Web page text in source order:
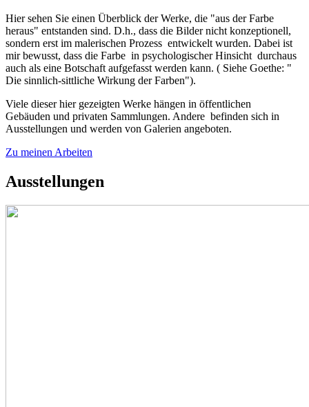
Hier sehen Sie einen Überblick der Werke, die "aus der Farbe
heraus" entstanden sind. D.h., dass die Bilder nicht konzeptionell,
sondern erst im malerischen Prozess entwickelt wurden. Dabei ist
mir bewusst, dass die Farbe in psychologischer Hinsicht durchaus
auch als eine Botschaft aufgefasst werden kann. ( Siehe Goethe: "
Die sinnlich-sittliche Wirkung der Farben").
Viele dieser hier gezeigten Werke hängen in öffentlichen
Gebäuden und privaten Sammlungen. Andere befinden sich in
Ausstellungen und werden von Galerien angeboten.
Zu meinen Arbeiten
Ausstellungen